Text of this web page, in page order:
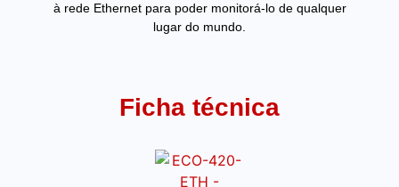
à rede Ethernet para poder monitorá-lo de qualquer
lugar do mundo.
Ficha técnica